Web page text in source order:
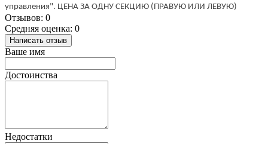
управления". ЦЕНА ЗА ОДНУ СЕКЦИЮ (ПРАВУЮ ИЛИ ЛЕВУЮ)
Отзывов: 0
Средняя оценка: 0
Написать отзыв
Ваше имя
Достоинства
Недостатки